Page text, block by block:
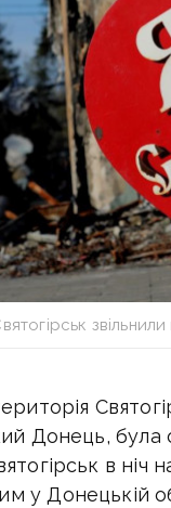
Донець,
в ніч
у Донецькій